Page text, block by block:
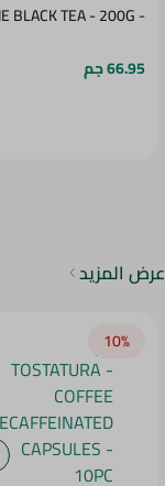
- FINE BLACK TEA - 200G
66.95 جم
عرض المزيد
10‎%‎